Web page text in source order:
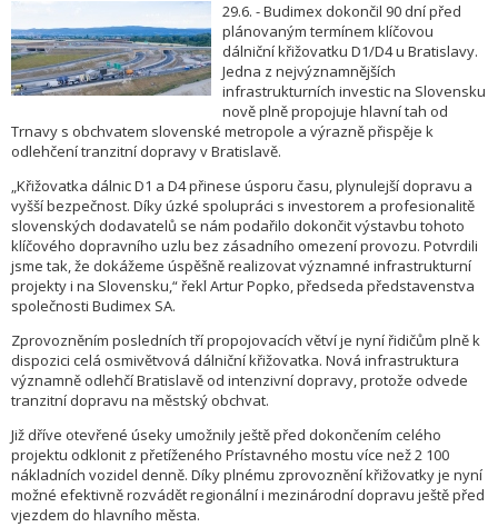
29.6. - Budimex dokončil 90 dní před
plánovaným termínem klíčovou
dálniční křižovatku D1/D4 u Bratislavy.
Jedna z nejvýznamnějších
infrastrukturních investic na Slovensku
nově plně propojuje hlavní tah od
Trnavy s obchvatem slovenské metropole a výrazně přispěje k
odlehčení tranzitní dopravy v Bratislavě.
„Křižovatka dálnic D1 a D4 přinese úsporu času, plynulejší dopravu a
vyšší bezpečnost. Díky úzké spolupráci s investorem a profesionalitě
slovenských dodavatelů se nám podařilo dokončit výstavbu tohoto
klíčového dopravního uzlu bez zásadního omezení provozu. Potvrdili
jsme tak, že dokážeme úspěšně realizovat významné infrastrukturní
projekty i na Slovensku,“ řekl Artur Popko, předseda představenstva
společnosti Budimex SA.
Zprovozněním posledních tří propojovacích větví je nyní řidičům plně k
dispozici celá osmivětvová dálniční křižovatka. Nová infrastruktura
významně odlehčí Bratislavě od intenzivní dopravy, protože odvede
tranzitní dopravu na městský obchvat.
Již dříve otevřené úseky umožnily ještě před dokončením celého
projektu odklonit z přetíženého Prístavného mostu více než 2 100
nákladních vozidel denně. Díky plnému zprovoznění křižovatky je nyní
možné efektivně rozvádět regionální i mezinárodní dopravu ještě před
vjezdem do hlavního města.